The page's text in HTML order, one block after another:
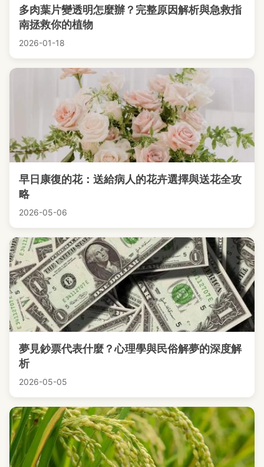
多肉葉片變透明怎麼辦？完整原因解析與急救指
南拯救你的植物
2026-01-18
早日康復的花：送給病人的花卉選擇與送花全攻
略
2026-05-06
夢見鈔票代表什麼？心理學與民俗解夢的深度解
析
2026-05-05